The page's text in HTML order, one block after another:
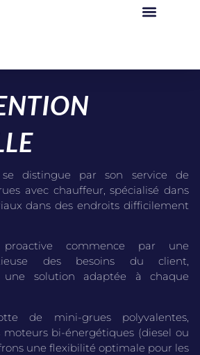
distingue par son service de
avec chauffeur, spécialisé dans
dans des endroits difficilement
commence par une
des besoins du client,
une solution adaptée à chaque
de mini-grues polyvalentes,
moteurs bi-énergétiques (diesel ou
une flexibilité optimale pour les